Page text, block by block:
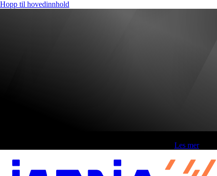
Hopp til hovedinnhold
Les mer